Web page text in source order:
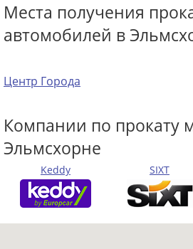
Места получения
автомобилей в
Центр Города
Компании по прокату
Эльмсхорне
Keddy SIXT